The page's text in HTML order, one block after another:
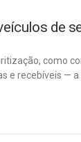
de
como
e recebíveis —